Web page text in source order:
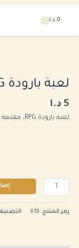
0 د.ا
لعبة بارودة RPG
5 د.ا
لعبة بارودة RPG، ممتعة ومسلية
بارودة
رمز المنتج: 618